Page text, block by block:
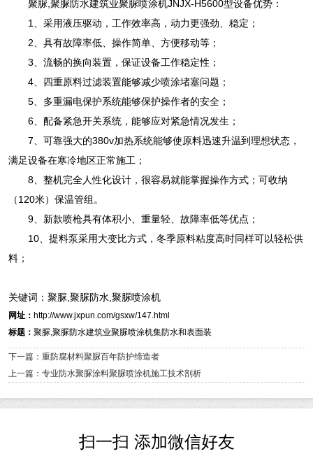
聚脲,聚脲防水建筑业聚脲喷涂机JNJX-H5600型设备优势：
1、采用液压驱动，工作效率高，动力更强劲、稳定；
2、具有故障率低、操作简单、方便移动等；
3、流畅的换向装置，保证设备工作稳定性；
4、四重原料过滤装置能够减少喷涂堵塞问题；
5、多重漏电保护系统能够保护操作者的安全；
6、配备紧急开关系统，能够应对紧急情况发生；
7、可靠强大的380v加热系统能够使原料迅速升温到理想状态，
满足设备在寒冷地区正常施工；
8、整机完全人性化设计，很容易就能掌握操作方式；可收纳
（120米）保温管组。
9、新款喷枪具有体积小、重量轻、故障率低等优点；
10、提料泵采用大变比方式，冬季原料粘度高时同样可以轻松供
料；
关键词：聚脲,聚脲防水,聚脲喷涂机
网址： http://www.jxpun.com/gsxw/147.html
标题： 聚脲,聚脲防水建筑业聚脲喷涂机集防水和表面装
下一篇：重防腐材料聚脲百年防护缔造者
上一篇：专业防水聚脲涂料聚脲喷涂机施工技术剖析
扫一扫 添加微信好友